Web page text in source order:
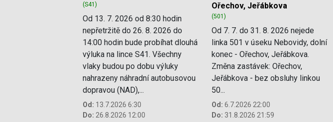
(S41)
Od 13. 7. 2026 od 8:30 hodin
nepřetržitě do 26. 8. 2026 do
14:00 hodin bude probíhat dlouhá
výluka na lince S41. Všechny
vlaky budou po dobu výluky
nahrazeny náhradní autobusovou
dopravou (NAD),...
Od: 13.7.2026 6:30
Do: 26.8.2026 12:00
Ořechov, Jeřábkova
(501)
Od 7. 7. do 31. 8. 2026 nejede
linka 501 v úseku Nebovidy, dolní
konec - Ořechov, Jeřábkova.
Změna zastávek: Ořechov,
Jeřábkova - bez obsluhy linkou
50...
Od: 6.7.2026 22:00
Do: 31.8.2026 21:59